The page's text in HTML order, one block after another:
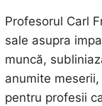
Profesorul Carl
sale asupra
muncă,
anumite
pentru profesii